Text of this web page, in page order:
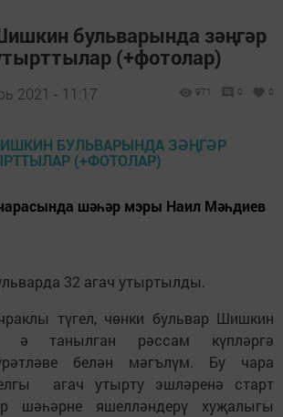
бульварында зәңгәр
(+фотолар)
2021 - 11:17 971 0 0
шәһәр мэры Наил Мәһдиев
32 агач утыртылды.
түгел, чөнки бульвар Шишкин
ә танылган рәссам күпләргә
белән мәгълүм. Бу чара
агач утырту эшләренә старт
шәһәрне яшелләндерү хуҗалыгы